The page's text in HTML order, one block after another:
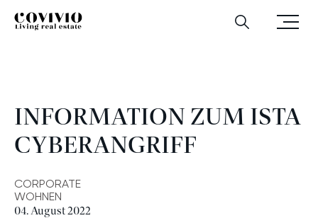
Menü
öffnen
Suchen
CovivioInformation zum ISTA Cyberangriff
INFORMATION ZUM ISTA
CYBERANGRIFF
CORPORATE
WOHNEN
04. August 2022